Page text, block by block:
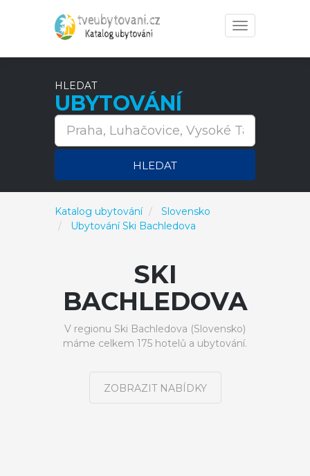
Toggle
navigation
HLEDAT
UBYTOVÁNÍ
HLEDAT
Katalog ubytování
Slovensko
Ubytování Ski Bachledova
SKI
BACHLEDOVA
V regionu Ski Bachledova (Slovensko)
máme celkem 175 hotelů a ubytování.
ZOBRAZIT NABÍDKY